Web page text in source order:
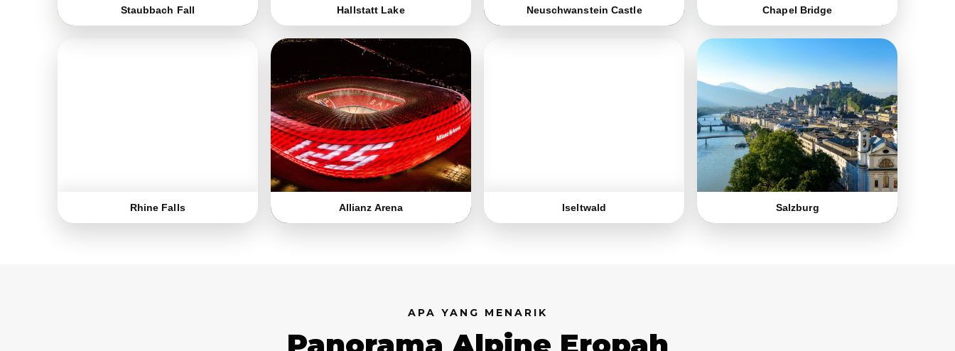
Staubbach Fall Hallstatt Lake Neuschwanstein Castle Chapel Bridge
Rhine Falls Allianz Arena Iseltwald Salzburg
APA YANG MENARIK